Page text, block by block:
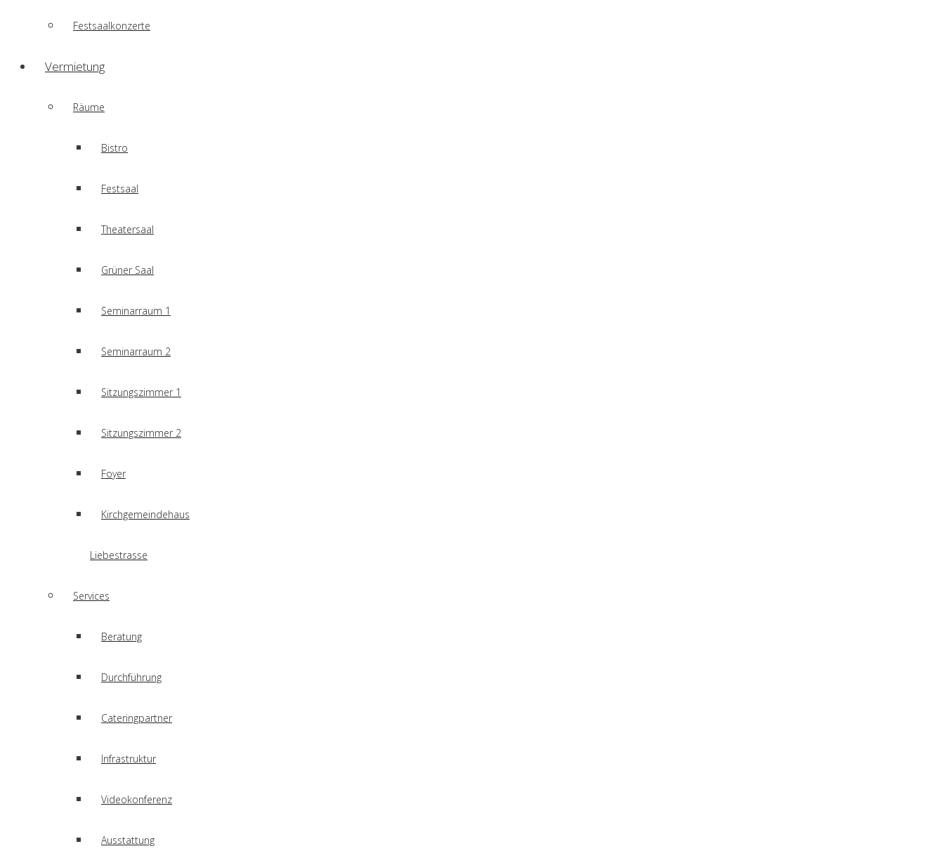
Festsaalkonzerte
Vermietung
Räume
Bistro
Festsaal
Theatersaal
Grüner Saal
Seminarraum 1
Seminarraum 2
Sitzungszimmer 1
Sitzungszimmer 2
Foyer
Kirchgemeindehaus
Liebestrasse
Services
Beratung
Durchführung
Cateringpartner
Infrastruktur
Videokonferenz
Ausstattung